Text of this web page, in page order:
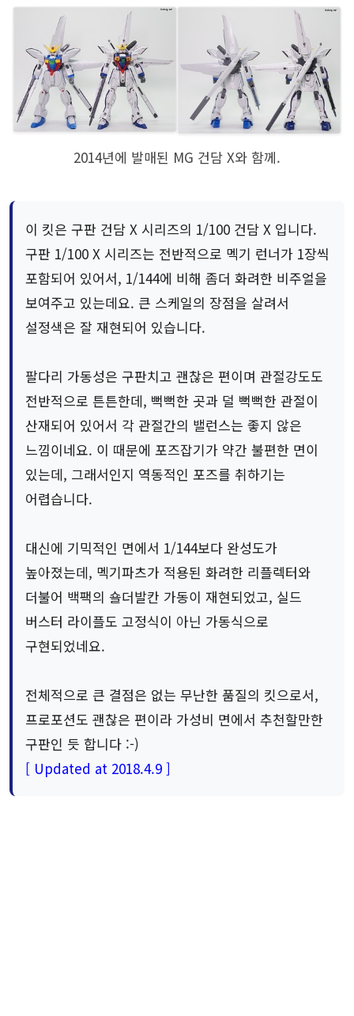
2014년에 발매된 MG 건담 X와 함께.
이 킷은 구판 건담 X 시리즈의 1/100 건담 X 입니다.
구판 1/100 X 시리즈는 전반적으로 멕기 런너가 1장씩
포함되어 있어서, 1/144에 비해 좀더 화려한 비주얼을
보여주고 있는데요. 큰 스케일의 장점을 살려서
설정색은 잘 재현되어 있습니다.
팔다리 가동성은 구판치고 괜찮은 편이며 관절강도도
전반적으로 튼튼한데, 뻑뻑한 곳과 덜 뻑뻑한 관절이
산재되어 있어서 각 관절간의 밸런스는 좋지 않은
느낌이네요. 이 때문에 포즈잡기가 약간 불편한 면이
있는데, 그래서인지 역동적인 포즈를 취하기는
어렵습니다.
대신에 기믹적인 면에서 1/144보다 완성도가
높아졌는데, 멕기파츠가 적용된 화려한 리플렉터와
더불어 백팩의 숄더발칸 가동이 재현되었고, 실드
버스터 라이플도 고정식이 아닌 가동식으로
구현되었네요.
전체적으로 큰 결점은 없는 무난한 품질의 킷으로서,
프로포션도 괜찮은 편이라 가성비 면에서 추천할만한
구판인 듯 합니다 :-)
[ Updated at 2018.4.9 ]